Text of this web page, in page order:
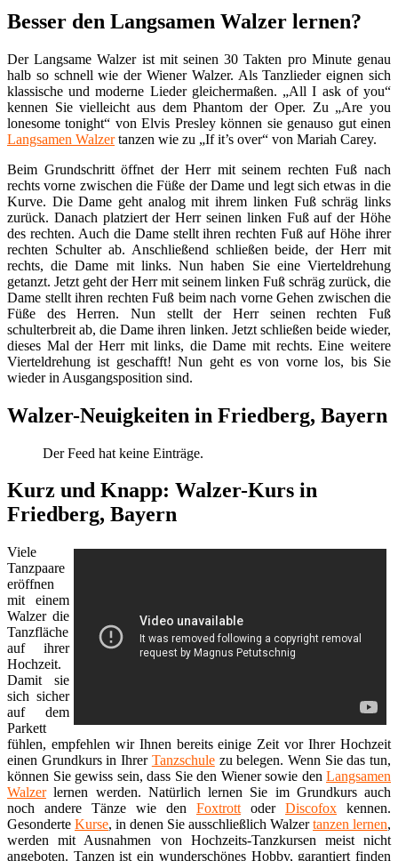
Besser den Langsamen Walzer lernen?
Der Langsame Walzer ist mit seinen 30 Takten pro Minute genau
halb so schnell wie der Wiener Walzer. Als Tanzlieder eignen sich
klassische und moderne Lieder gleichermaßen. „All I ask of you“
kennen Sie vielleicht aus dem Phantom der Oper. Zu „Are you
lonesome tonight“ von Elvis Presley können sie genauso gut einen
Langsamen Walzertanzen wie zu „If it’s over“ von Mariah Carey.
Beim Grundschritt öffnet der Herr mit seinem rechten Fuß nach
rechts vorne zwischen die Füße der Dame und legt sich etwas in die
Kurve. Die Dame geht analog mit ihrem linken Fuß schräg links
zurück. Danach platziert der Herr seinen linken Fuß auf der Höhe
des rechten. Auch die Dame stellt ihren rechten Fuß auf Höhe ihrer
rechten Schulter ab. Anschließend schließen beide, der Herr mit
rechts, die Dame mit links. Nun haben Sie eine Vierteldrehung
getanzt. Jetzt geht der Herr mit seinem linken Fuß schräg zurück, die
Dame stellt ihren rechten Fuß beim nach vorne Gehen zwischen die
Füße des Herren. Nun stellt der Herr seinen rechten Fuß
schulterbreit ab, die Dame ihren linken. Jetzt schließen beide wieder,
dieses Mal der Herr mit links, die Dame mit rechts. Eine weitere
Vierteldrehung ist geschafft! Nun geht es von vorne los, bis Sie
wieder in Ausgangsposition sind.
Walzer-Neuigkeiten in Friedberg, Bayern
Der Feed hat keine Einträge.
Kurz und Knapp: Walzer-Kurs in
Friedberg, Bayern
Viele
Tanzpaare
eröffnen
mit einem
Walzer die
Tanzfläche
auf ihrer
Hochzeit.
Damit sie
sich sicher
auf dem
Parkett
fühlen, empfehlen wir Ihnen bereits einige Zeit vor Ihrer Hochzeit
einen Grundkurs in Ihrer Tanzschulezu belegen. Wenn Sie das tun,
können Sie gewiss sein, dass Sie den Wiener sowie den Langsamen
Walzerlernen werden. Natürlich lernen Sie im Grundkurs auch
noch andere Tänze wie den Foxtrott oder Discofox kennen.
Gesonderte Kurse, in denen Sie ausschließlich Walzertanzen lernen,
werden mit Ausnahmen von Hochzeits-Tanzkursen meist nicht
angeboten. Tanzen ist ein wunderschönes Hobby, garantiert finden